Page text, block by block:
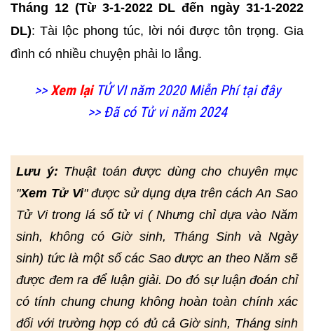
Tháng 12 (Từ 3-1-2022 DL đến ngày 31-1-2022
DL): Tài lộc phong túc, lời nói được tôn trọng. Gia
đình có nhiều chuyện phải lo lắng.
>>Xem lạiTỬ VI năm 2020 Miễn Phí tại đây
>> Đã có Tử vi năm 2024
Lưu ý: Thuật toán được dùng cho chuyên mục
"Xem Tử Vi" được sử dụng dựa trên cách An Sao
Tử Vi trong lá số tử vi ( Nhưng chỉ dựa vào Năm
sinh, không có Giờ sinh, Tháng Sinh và Ngày
sinh) tức là một số các Sao được an theo Năm sẽ
được đem ra để luận giải. Do đó sự luận đoán chỉ
có tính chung chung không hoàn toàn chính xác
đối với trường hợp có đủ cả Giờ sinh, Tháng sinh